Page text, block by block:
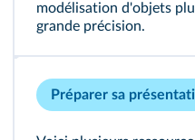
modélisation d'objets
grande précision.
Préparer sa